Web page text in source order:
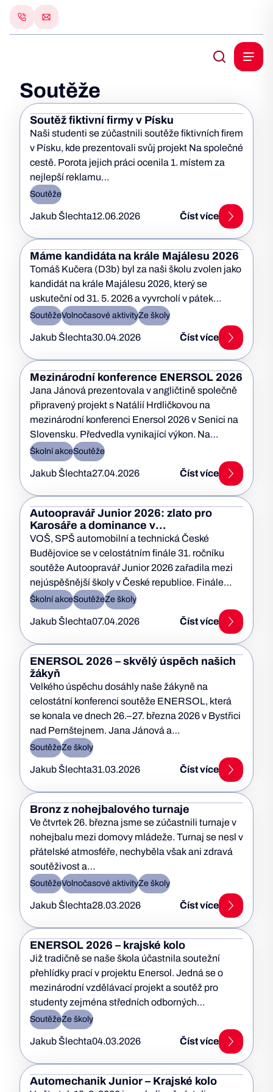
Soutěže
Soutěž fiktivní firmy v Písku
Naši studenti se zúčastnili soutěže fiktivních firem
v Písku, kde prezentovali svůj projekt Na společné
cestě. Porota jejich práci ocenila 1. místem za
nejlepší reklamu…
Soutěže
Jakub Šlechta12.06.2026 Číst více
Máme kandidáta na krále Majálesu 2026
Tomáš Kučera (D3b) byl za naši školu zvolen jako
kandidát na krále Majálesu 2026, který se
uskuteční od 31. 5. 2026 a vyvrcholí v pátek…
SoutěžeVolnočasové aktivityZe školy
Jakub Šlechta30.04.2026 Číst více
Mezinárodní konference ENERSOL 2026
Jana Jánová prezentovala v angličtině společně
připravený projekt s Natálií Hrdličkovou na
mezinárodní konferenci Enersol 2026 v Senici na
Slovensku. Předvedla vynikající výkon. Na
místě…
Školní akceSoutěže
Jakub Šlechta27.04.2026 Číst více
Autoopravář Junior 2026: zlato pro
Karosáře a dominance v
Automechanikovi
VOŠ, SPŠ automobilní a technická České
Budějovice se v celostátním finále 31. ročníku
soutěže Autoopravář Junior 2026 zařadila mezi
nejúspěšnější školy v České republice. Finále…
Školní akceSoutěžeZe školy
Jakub Šlechta07.04.2026 Číst více
ENERSOL 2026 – skvělý úspěch našich
žákyň
Velkého úspěchu dosáhly naše žákyně na
celostátní konferenci soutěže ENERSOL, která
se konala ve dnech 26.–27. března 2026 v Bystřici
nad Pernštejnem. Jana Jánová a…
SoutěžeZe školy
Jakub Šlechta31.03.2026 Číst více
Bronz z nohejbalového turnaje
Ve čtvrtek 26. března jsme se zúčastnili turnaje v
nohejbalu mezi domovy mládeže. Turnaj se nesl v
přátelské atmosféře, nechyběla však ani zdravá
soutěživost a…
SoutěžeVolnočasové aktivityZe školy
Jakub Šlechta28.03.2026 Číst více
ENERSOL 2026 – krajské kolo
Již tradičně se naše škola účastnila soutežní
přehlídky prací v projektu Enersol. Jedná se o
mezinárodní vzdělávací projekt a soutěž pro
studenty zejména středních odborných…
SoutěžeZe školy
Jakub Šlechta04.03.2026 Číst více
Automechanik Junior – Krajské kolo